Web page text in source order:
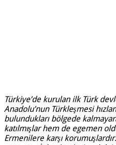
Türkiye’de kurulan ilk Türk
Anadolu’nun Türkleşmesi
bulundukları bölgede
katılmışlar hem de egemen
Ermenilere karşı